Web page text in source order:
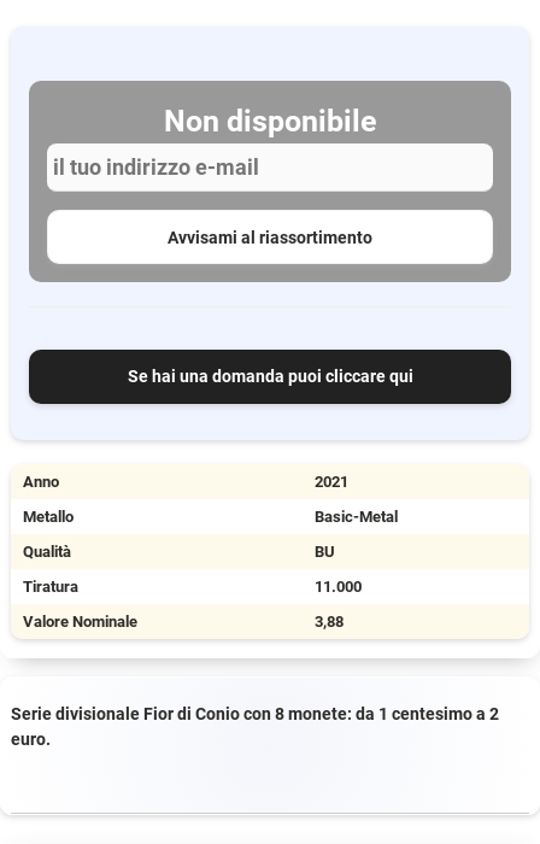
Non disponibile
Avvisami al riassortimento
Se hai una domanda puoi cliccare qui
Anno
2021
Metallo
Basic-Metal
Qualità
BU
Tiratura
11.000
Valore Nominale
3,88
Serie divisionale Fior di Conio con 8 monete: da 1 centesimo a 2
euro.